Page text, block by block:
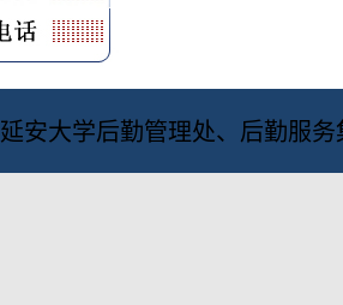
延安大学后勤管理处、后勤服